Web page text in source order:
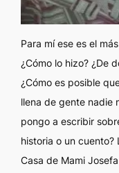
Para mí ese es el
¿Cómo lo hizo? ¿De
¿Cómo es posible
llena de gente nadie
pongo a escribir
historia o un cuento?
Casa de Mami